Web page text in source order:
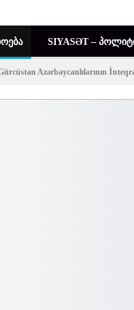
SIYASƏT –
Azərbaycanlılarının